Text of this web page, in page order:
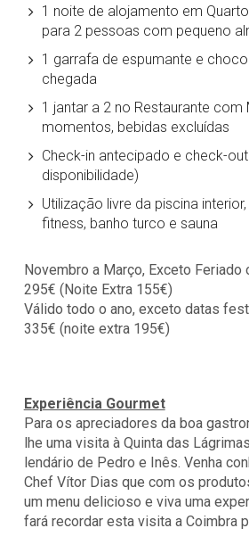
1 noite de alojamento em
para 2 pessoas com pequeno
1 garrafa de espumante e
chegada
1 jantar a 2 no Restaurante com
momentos, bebidas excluídas
Check-in antecipado e check-
disponibilidade)
Utilização livre da piscina
fitness, banho turco e sauna
Novembro a Março, Exceto
295€ (Noite Extra 155€)
Válido todo o ano, exceto datas
335€ (noite extra 195€)
Experiência Gourmet
Para os apreciadores da boa
lhe uma visita à Quinta das
lendário de Pedro e Inês. Venha
Chef Vítor Dias que com os
um menu delicioso e viva uma
fará recordar esta visita a Coimbra